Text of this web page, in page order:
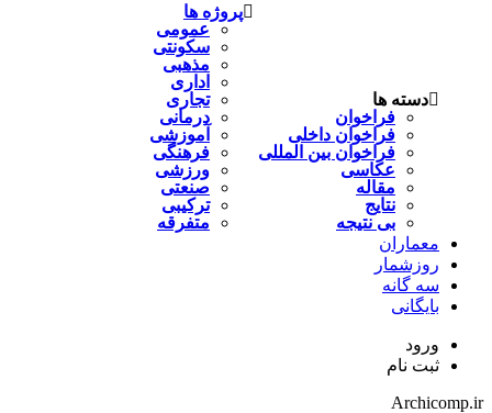
دسته ها
فراخوان
فراخوان داخلی
فراخوان بین المللی
عکاسی
مقاله
نتایج
بی نتیجه
پروژه ها
عمومی
سکونتی
مذهبی
اداری
تجاری
درمانی
آموزشی
فرهنگی
ورزشی
صنعتی
ترکیبی
متفرقه
معماران
روزشمار
سه گانه
بایگانی
ورود
ثبت نام
Archicomp.ir